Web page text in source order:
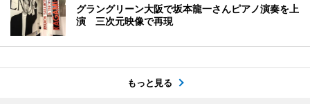
グラングリーン大阪で坂本龍一さんピアノ演奏を上
演 三次元映像で再現
もっと見る